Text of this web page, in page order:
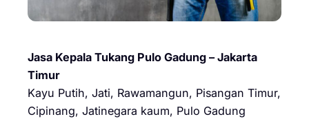
Jasa Kepala Tukang Pulo Gadung – Jakarta
Timur
Kayu Putih, Jati, Rawamangun, Pisangan Timur,
Cipinang, Jatinegara kaum, Pulo Gadung